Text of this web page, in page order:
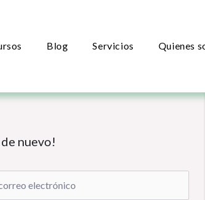
Blog Servicios Quienes
nuevo!